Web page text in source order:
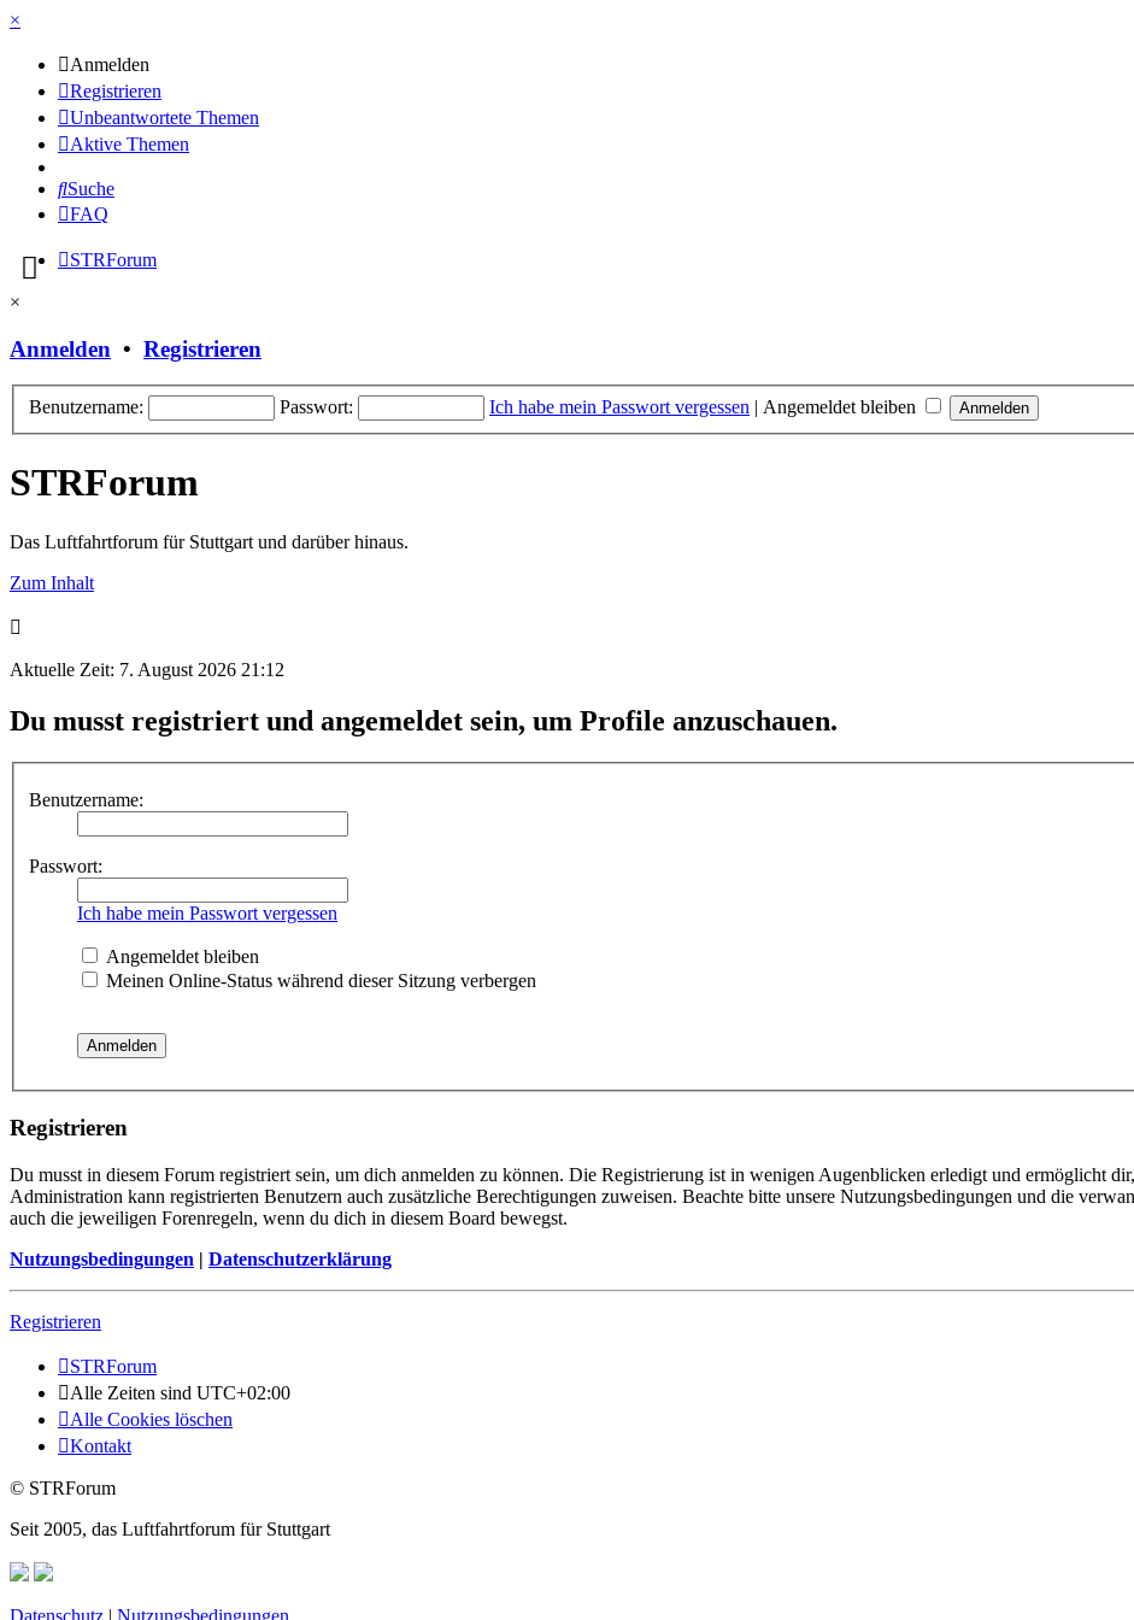
×
Anmelden
Registrieren
Unbeantwortete Themen
Aktive Themen
Suche
FAQ
STRForum
×
Anmelden • Registrieren
Benutzername: Passwort: Ich habe mein Passwort vergessen | Angemeldet bleiben
STRForum
Das Luftfahrtforum für Stuttgart und darüber hinaus.
Zum Inhalt
Aktuelle Zeit: 7. August 2026 21:12
Du musst registriert und angemeldet sein, um Profile anzuschauen.
Benutzername:
Passwort:
Ich habe mein Passwort vergessen
Angemeldet bleiben
Meinen Online-Status während dieser Sitzung verbergen
Registrieren
Du musst in diesem Forum registriert sein, um dich anmelden zu können. Die Registrierung ist in wenigen Augenblicken erledigt und ermöglicht
Administration kann registrierten Benutzern auch zusätzliche Berechtigungen zuweisen. Beachte bitte unsere Nutzungsbedingungen und die
auch die jeweiligen Forenregeln, wenn du dich in diesem Board bewegst.
Nutzungsbedingungen | Datenschutzerklärung
Registrieren
STRForum
Alle Zeiten sind UTC+02:00
Alle Cookies löschen
Kontakt
© STRForum
Seit 2005, das Luftfahrtforum für Stuttgart
Datenschutz | Nutzungsbedingungen